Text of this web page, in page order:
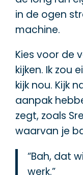
in de ogen
machine.
Kies voor de
kijken. Ik zou
kijk nou. Kijk
aanpak
zegt, zoals
waarvan je
“Bah, dat
werk.”